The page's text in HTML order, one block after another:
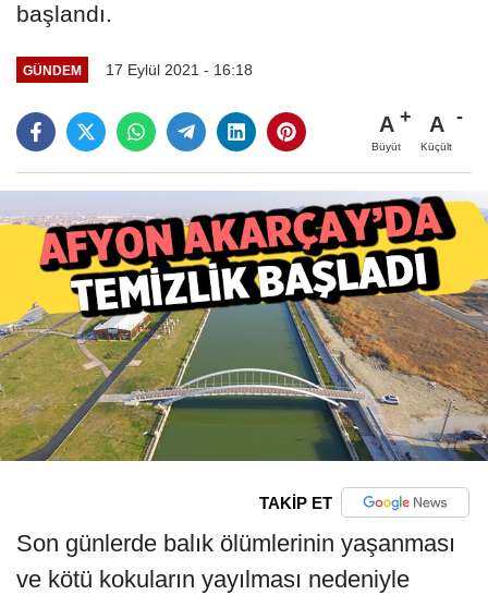
başlandı.
GÜNDEM 17 Eylül 2021 - 16:18
A
Büyüt
A
Küçült
TAKİP ET
Son günlerde balık ölümlerinin yaşanması
ve kötü kokuların yayılması nedeniyle